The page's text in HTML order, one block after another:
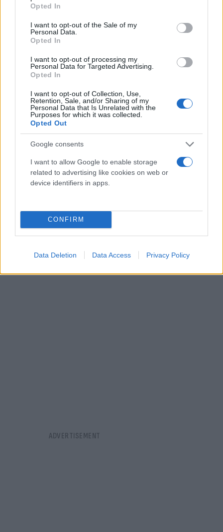
use your data for below specified purposes in below Google
consent section.
Opted In
I want to opt-out of the Sale of my
Personal Data.
Opted In
I want to opt-out of processing my
Personal Data for Targeted Advertising.
Opted In
I want to opt-out of Collection, Use,
Retention, Sale, and/or Sharing of my
Personal Data that Is Unrelated with the
Purposes for which it was collected.
Opted Out
Google consents
I want to allow Google to enable storage
related to advertising like cookies on web or
device identifiers in apps.
CONFIRM
Data Deletion Data Access Privacy Policy
Αττική Οδός
15΄-20΄από Μεταμόρφωση έως Κηφισίας.